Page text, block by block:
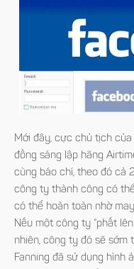
Mới đây, cực chủ tịch
đồng sáng lập hãng
cùng báo chí, theo đó cả
công ty thành công có
có thể hoàn toàn nhờ
Nếu một công ty “phất
nhiên, công ty đó sẽ sớm
Fanning đã sử dụng hình